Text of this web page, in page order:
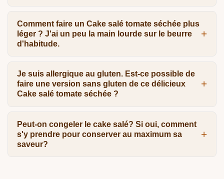
Comment faire un Cake salé tomate séchée plus
léger ? J'ai un peu la main lourde sur le beurre
d'habitude.
Je suis allergique au gluten. Est-ce possible de
faire une version sans gluten de ce délicieux
Cake salé tomate séchée ?
Peut-on congeler le cake salé? Si oui, comment
s'y prendre pour conserver au maximum sa
saveur?